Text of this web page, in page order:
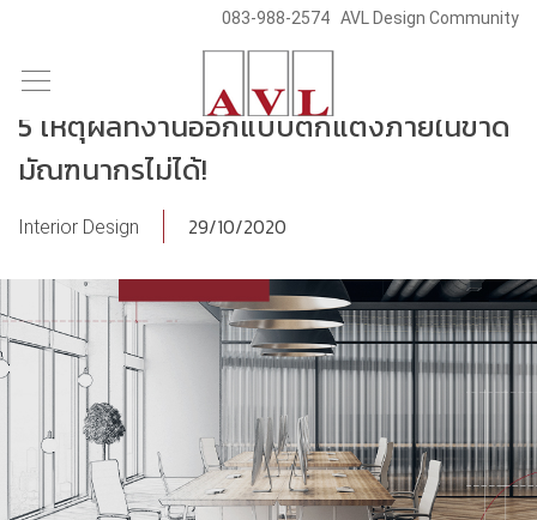
content
083-988-2574 AVL Design Community
5 เหตุผลที่งานออกแบบตกแต่งภายในขาด
มัณฑนากรไม่ได้!
Interior Design 29/10/2020